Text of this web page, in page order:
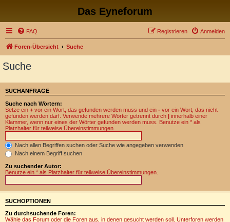
Das Eyneforum
FAQ Anmelden
Registrieren
Foren-Übersicht Suche
Suche
SUCHANFRAGE
Suche nach Wörtern:
Setze ein + vor ein Wort, das gefunden werden muss und ein - vor ein Wort, das nicht
gefunden werden darf. Verwende mehrere Wörter getrennt durch | innerhalb einer
Klammer, wenn nur eines der Wörter gefunden werden muss. Benutze ein * als
Platzhalter für teilweise Übereinstimmungen.
Nach allen Begriffen suchen oder Suche wie angegeben verwenden
Nach einem Begriff suchen
Zu suchender Autor:
Benutze ein * als Platzhalter für teilweise Übereinstimmungen.
SUCHOPTIONEN
Zu durchsuchende Foren:
Wähle das Forum oder die Foren aus, in denen gesucht werden soll. Unterforen werden